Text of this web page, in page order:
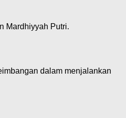
Mardhiyyah Putri.
dalam menjalankan